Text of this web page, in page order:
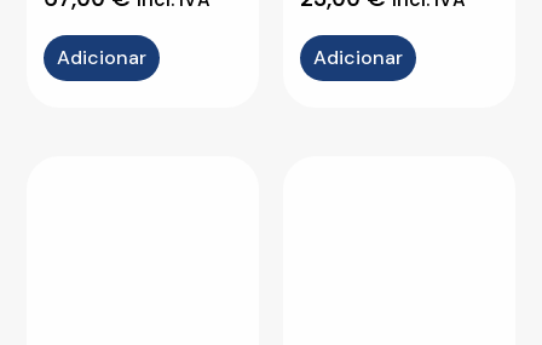
Adicionar Adicionar